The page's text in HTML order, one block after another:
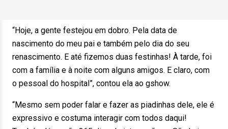
“Hoje, a gente festejou em dobro. Pela data de
nascimento do meu pai e também pelo dia do seu
renascimento. E até fizemos duas festinhas! À tarde, foi
com a família e à noite com alguns amigos. E claro, com
o pessoal do hospital”, contou ela ao gshow.
“Mesmo sem poder falar e fazer as piadinhas dele, ele é
expressivo e costuma interagir com todos daqui!